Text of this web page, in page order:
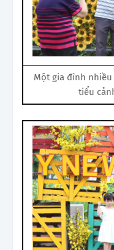
Một gia đình
tiểu